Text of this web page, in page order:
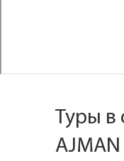
Туры в